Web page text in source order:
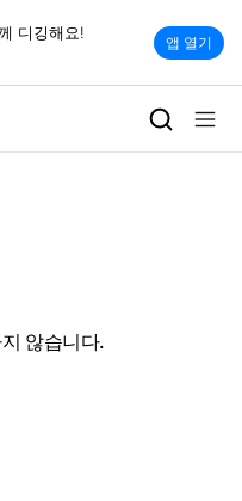
디깅해요!
앱 열기
않습니다.